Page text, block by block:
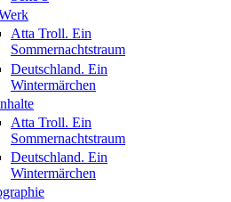
Atta Troll. Ein
Sommernachtstraum
Deutschland. Ein
Wintermärchen
Atta Troll. Ein
Sommernachtstraum
Deutschland. Ein
Wintermärchen